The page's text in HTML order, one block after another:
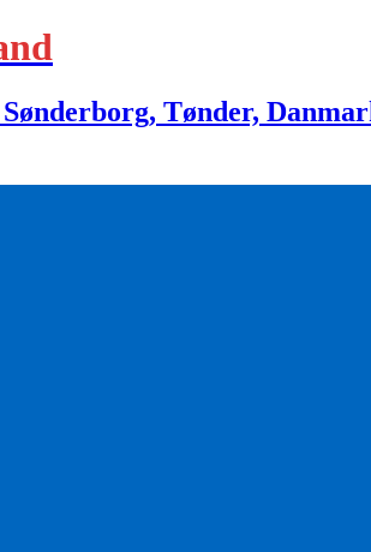
Tønder,